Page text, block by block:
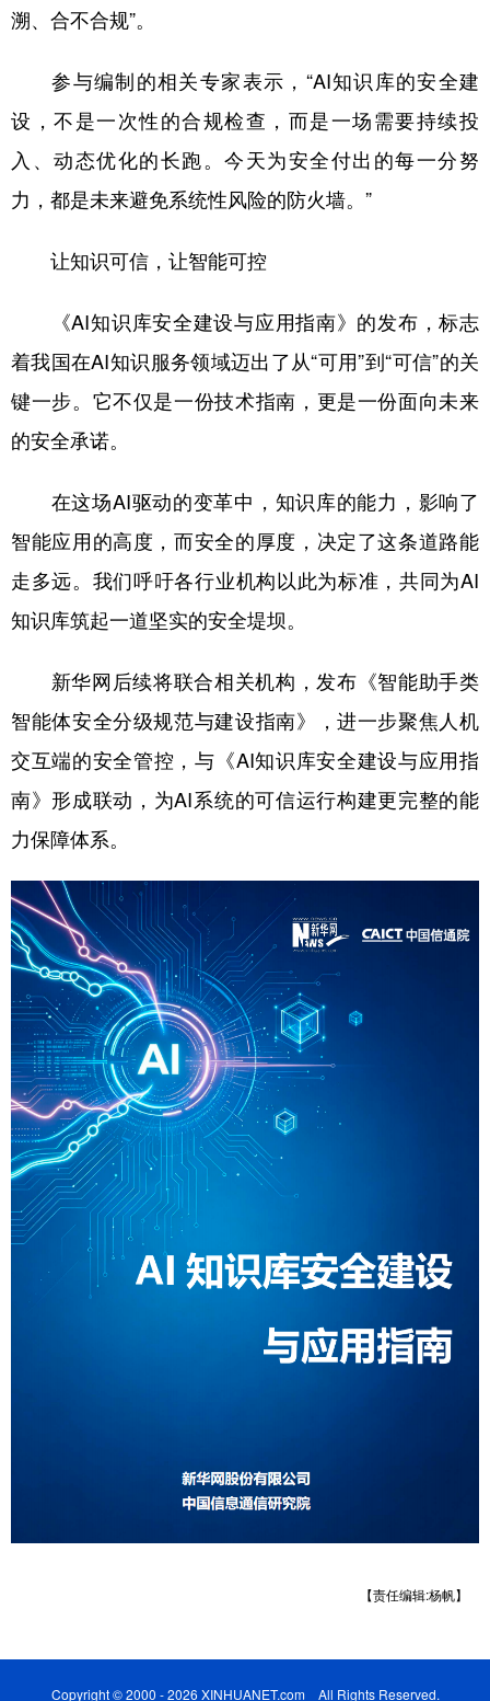
溯、合不合规”。
参与编制的相关专家表示，“AI知识库的安全建
设，不是一次性的合规检查，而是一场需要持续投
入、动态优化的长跑。今天为安全付出的每一分努
力，都是未来避免系统性风险的防火墙。”
让知识可信，让智能可控
《AI知识库安全建设与应用指南》的发布，标志
着我国在AI知识服务领域迈出了从“可用”到“可信”的关
键一步。它不仅是一份技术指南，更是一份面向未来
的安全承诺。
在这场AI驱动的变革中，知识库的能力，影响了
智能应用的高度，而安全的厚度，决定了这条道路能
走多远。我们呼吁各行业机构以此为标准，共同为AI
知识库筑起一道坚实的安全堤坝。
新华网后续将联合相关机构，发布《智能助手类
智能体安全分级规范与建设指南》，进一步聚焦人机
交互端的安全管控，与《AI知识库安全建设与应用指
南》形成联动，为AI系统的可信运行构建更完整的能
力保障体系。
【责任编辑:杨帆】
Copyright © 2000 - 2026 XINHUANET.com All Rights Reserved.